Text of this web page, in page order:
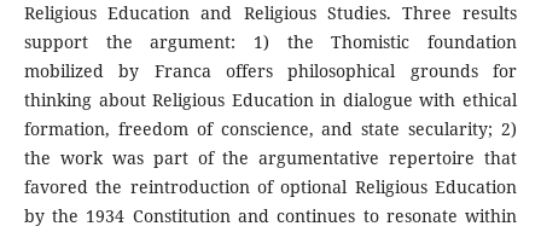
Religious Education and Religious Studies. Three results
support the argument: 1) the Thomistic foundation
mobilized by Franca offers philosophical grounds for
thinking about Religious Education in dialogue with ethical
formation, freedom of conscience, and state secularity; 2)
the work was part of the argumentative repertoire that
favored the reintroduction of optional Religious Education
by the 1934 Constitution and continues to resonate within